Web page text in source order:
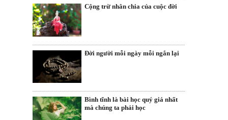
Cộng trừ nhân chia của cuộc đời
Đời người mỗi ngày mỗi ngắn lại
Bình tĩnh là bài học quý giá nhất
mà chúng ta phải học